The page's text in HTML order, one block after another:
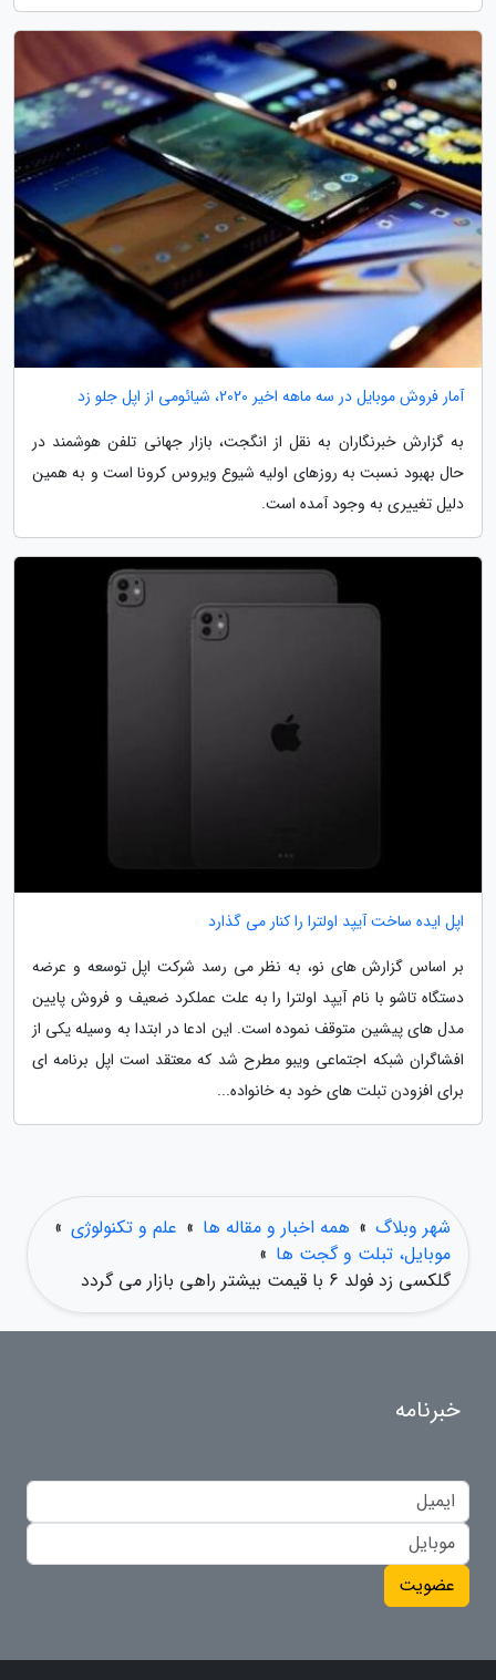
آمار فروش موبایل در سه ماهه اخیر 2020، شیائومی از اپل جلو زد
به گزارش خبرنگاران به نقل از انگجت، بازار جهانی تلفن هوشمند در
حال بهبود نسبت به روزهای اولیه شیوع ویروس کرونا است و به همین
دلیل تغییری به وجود آمده است.
اپل ایده ساخت آیپد اولترا را کنار می گذارد
بر اساس گزارش های نو، به نظر می رسد شرکت اپل توسعه و عرضه
دستگاه تاشو با نام آیپد اولترا را به علت عملکرد ضعیف و فروش پایین
مدل های پیشین متوقف نموده است. این ادعا در ابتدا به وسیله یکی از
افشاگران شبکه اجتماعی ویبو مطرح شد که معتقد است اپل برنامه ای
برای افزودن تبلت های خود به خانواده...
شهر وبلاگ » همه اخبار و مقاله ها » علم و تکنولوژی »
موبایل، تبلت و گجت ها »
گلکسی زد فولد 6 با قیمت بیشتر راهی بازار می گردد
خبرنامه
عضویت